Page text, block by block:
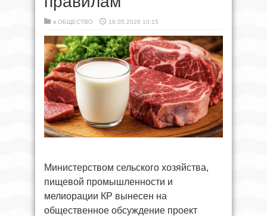
в ОБЩЕСТВО 18.05.2026 10:15
Министерством сельского хозяйства,
пищевой промышленности и
мелиорации КР вынесен на
общественное обсуждение проект